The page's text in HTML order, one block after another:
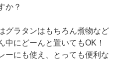
か？
グラタンはもちろん煮物など
中にどーんと置いてもOK！
ーにも使え、とっても便利な